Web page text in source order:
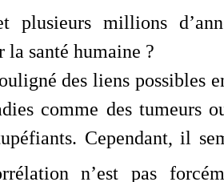
plusieurs millions
la santé humaine ?
des liens possibles
comme des tumeurs
Cependant, il
n’est pas